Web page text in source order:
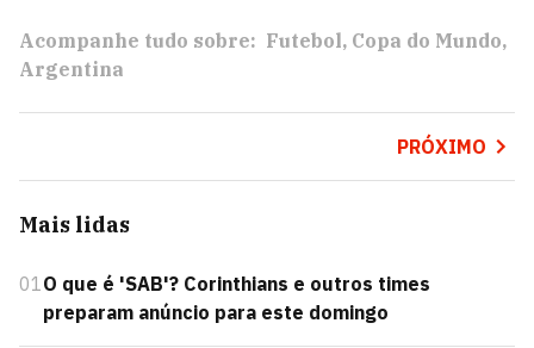
Acompanhe tudo sobre: Futebol Copa do Mundo
Argentina
PRÓXIMO
Mais lidas
01O que é 'SAB'? Corinthians e outros times
preparam anúncio para este domingo